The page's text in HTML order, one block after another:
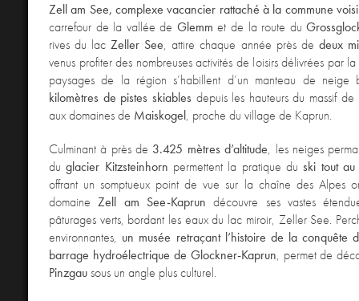
Zell am See, complexe vacancier rattaché à la commune
carrefour de la vallée de Glemm et de la route du
rives du lacZeller See, attire chaque année près de deux
venus profiter des nombreuses activités de loisirs délivrées par la
paysages de la région s’habillent d’un manteau de neige
kilomètres de pistes skiables depuis les hauteurs du massif
aux domaines de Maiskogel, proche du village de Kaprun.
Culminant à près de 3.425 mètres d’altitude, les neiges
duglacier Kitzsteinhorn permettent la pratique duski tout
offrant un somptueux point de vue sur la chaîne des Alpes
domaineZell am See-Kaprun découvre ses vastes
pâturages verts, bordant les eaux du lac miroir, Zeller See.
environnantes, un musée retraçant l’histoire de la conquête
barrage hydroélectrique de Glockner-Kaprun, permet de
Pinzgausous un angle plus culturel.